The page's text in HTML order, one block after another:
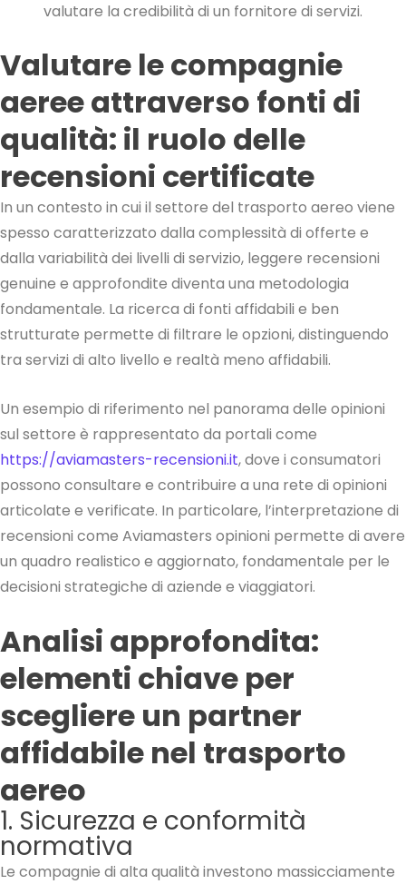
valutare la credibilità di un fornitore di servizi.
Valutare le compagnie
aeree attraverso fonti di
qualità: il ruolo delle
recensioni certificate
In un contesto in cui il settore del trasporto aereo viene
spesso caratterizzato dalla complessità di offerte e
dalla variabilità dei livelli di servizio, leggere recensioni
genuine e approfondite diventa una metodologia
fondamentale. La ricerca di fonti affidabili e ben
strutturate permette di filtrare le opzioni, distinguendo
tra servizi di alto livello e realtà meno affidabili.
Un esempio di riferimento nel panorama delle opinioni
sul settore è rappresentato da portali come
https://aviamasters-recensioni.it, dove i consumatori
possono consultare e contribuire a una rete di opinioni
articolate e verificate. In particolare, l’interpretazione di
recensioni come Aviamasters opinioni permette di avere
un quadro realistico e aggiornato, fondamentale per le
decisioni strategiche di aziende e viaggiatori.
Analisi approfondita:
elementi chiave per
scegliere un partner
affidabile nel trasporto
aereo
1. Sicurezza e conformità
normativa
Le compagnie di alta qualità investono massicciamente